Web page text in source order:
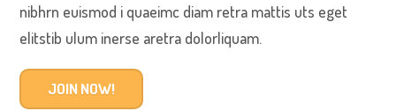
nibhrn euismod i quaeimc diam retra mattis uts eget
elitstib ulum inerse aretra dolorliquam.
JOIN NOW!